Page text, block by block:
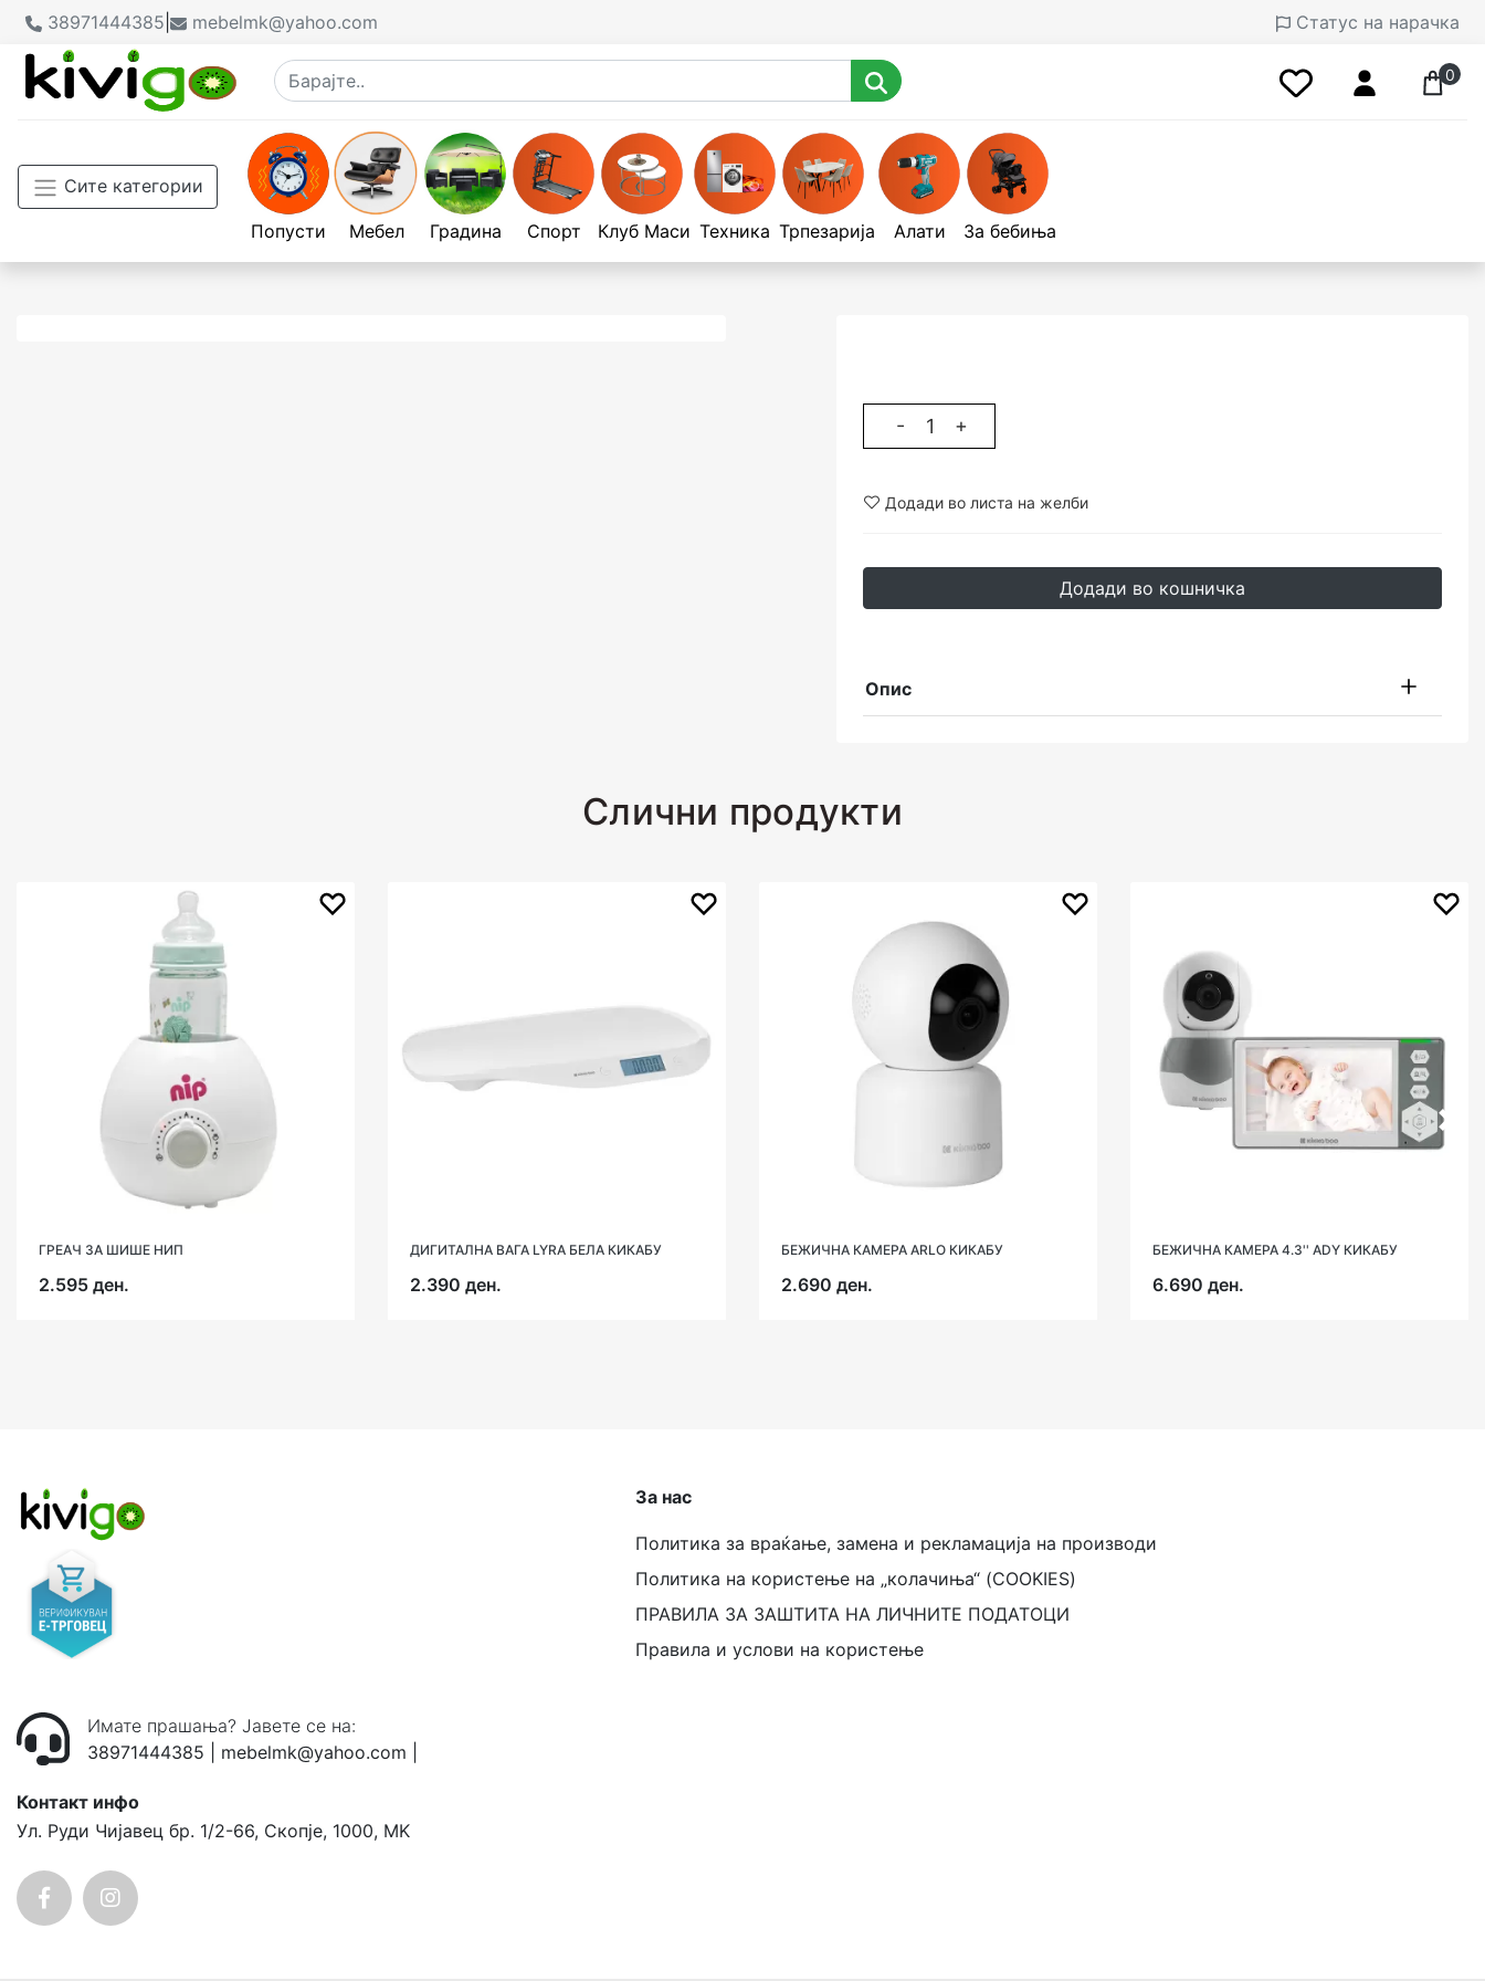
38971444385 mebelmk@yahoo.com Статус на нарачка
0
Сите категории
Попусти Мебел Градина Спорт Клуб Маси Техника Трпезарија Алати За бебиња
- +
Додади во листа на желби
Додади во кошничка
Опис
Слични продукти
ГРЕАЧ ЗА ШИШЕ НИП
2.595 ден.
ДИГИТАЛНА ВАГА LYRA БЕЛА КИКАБУ
2.390 ден.
БЕЖИЧНА КАМЕРА ARLO КИКАБУ
2.690 ден.
БЕЖИЧНА КАМЕРА 4.3'' ADY КИКАБУ
6.690 ден.
Имате прашања? Јавете се на:
38971444385
mebelmk@yahoo.com
Контакт инфо
Ул. Руди Чијавец бр. 1/2-66, Скопје, 1000, MK
За нас
Политика за враќање, замена и рекламација на производи
Политика на користење на „колачиња“ (COOKIES)
ПРАВИЛА ЗА ЗАШТИТА НА ЛИЧНИТЕ ПОДАТОЦИ
Правила и услови на користење